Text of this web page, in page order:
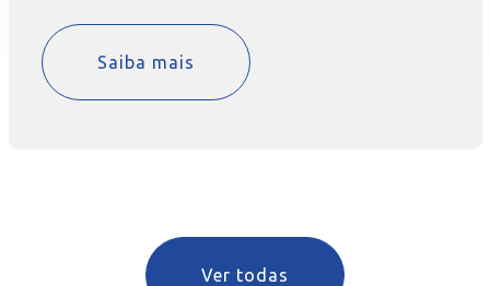
Saiba mais
Ver todas